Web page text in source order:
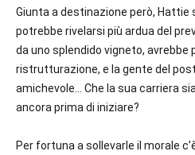
Giunta a destinazione però, Hattie
potrebbe rivelarsi più ardua del
da uno splendido vigneto, avrebbe
ristrutturazione, e la gente del
amichevole… Che la sua carriera
ancora prima di iniziare?
Per fortuna a sollevarle il morale